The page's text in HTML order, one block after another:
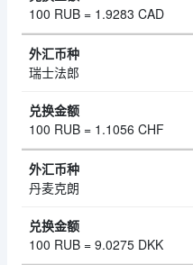
100 RUB = 1.9283 CAD
瑞士法郎
100 RUB = 1.1056 CHF
丹麦克朗
100 RUB = 9.0275 DKK